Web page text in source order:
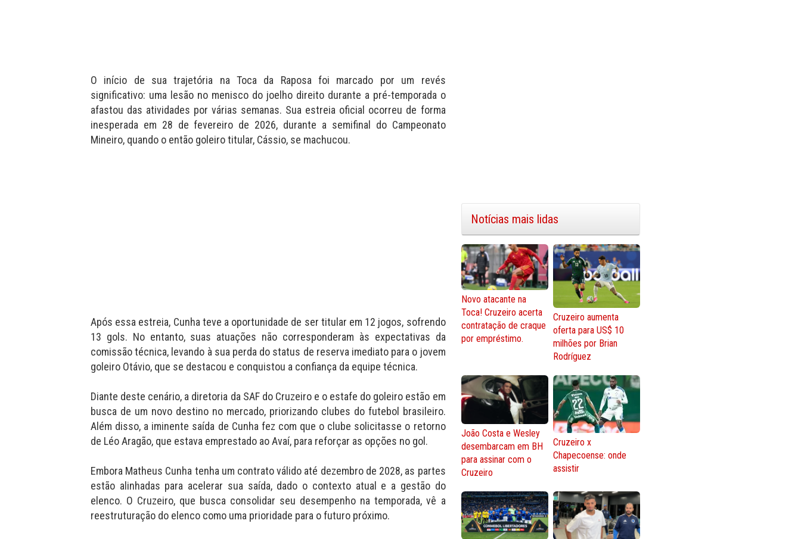
O início de sua trajetória na Toca da Raposa foi marcado por um revés
significativo: uma lesão no menisco do joelho direito durante a pré-temporada o
afastou das atividades por várias semanas. Sua estreia oficial ocorreu de forma
inesperada em 28 de fevereiro de 2026, durante a semifinal do Campeonato
Mineiro, quando o então goleiro titular, Cássio, se machucou.
Após essa estreia, Cunha teve a oportunidade de ser titular em 12 jogos, sofrendo
13 gols. No entanto, suas atuações não corresponderam às expectativas da
comissão técnica, levando à sua perda do status de reserva imediato para o jovem
goleiro Otávio, que se destacou e conquistou a confiança da equipe técnica.
Diante deste cenário, a diretoria da SAF do Cruzeiro e o estafe do goleiro estão em
busca de um novo destino no mercado, priorizando clubes do futebol brasileiro.
Além disso, a iminente saída de Cunha fez com que o clube solicitasse o retorno
de Léo Aragão, que estava emprestado ao Avaí, para reforçar as opções no gol.
Embora Matheus Cunha tenha um contrato válido até dezembro de 2028, as partes
estão alinhadas para acelerar sua saída, dado o contexto atual e a gestão do
elenco. O Cruzeiro, que busca consolidar seu desempenho na temporada, vê a
reestruturação do elenco como uma prioridade para o futuro próximo.
Notícias mais lidas
Novo atacante na
Toca! Cruzeiro acerta
contratação de craque
por empréstimo.
Cruzeiro aumenta
oferta para US$ 10
milhões por Brian
Rodríguez
João Costa e Wesley
desembarcam em BH
para assinar com o
Cruzeiro
Cruzeiro x
Chapecoense: onde
assistir